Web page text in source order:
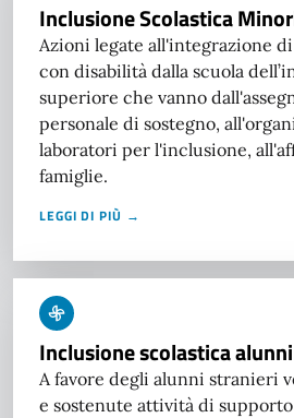
Inclusione Scolastica
Azioni legate all'integrazione
con disabilità dalla scuola
superiore che vanno
personale di sostegno,
laboratori per l'inclusione,
famiglie.
LEGGI DI PIÙ →
Inclusione scolastica
A favore degli alunni stranieri
e sostenute attività di